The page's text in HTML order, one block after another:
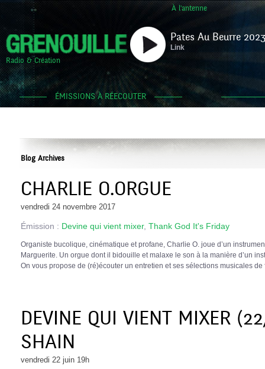
À l'antenne
Radio & Création
Pates Au Beurre
Link
ÉMISSIONS À RÉECOUTER
Blog Archives
CHARLIE O.ORGUE
vendredi 24 novembre 2017
Émission : Devine qui vient mixer, Thank God It's Friday
Organiste bucolique, cinématique et profane, Charlie O. joue d’un
Marguerite. Un orgue dont il bidouille et malaxe le son à la manière d’un
On vous propose de (ré)écouter un entretien et ses sélections musicales de
DEVINE QUI VIENT MIXER
SHAIN
vendredi 22 juin 19h